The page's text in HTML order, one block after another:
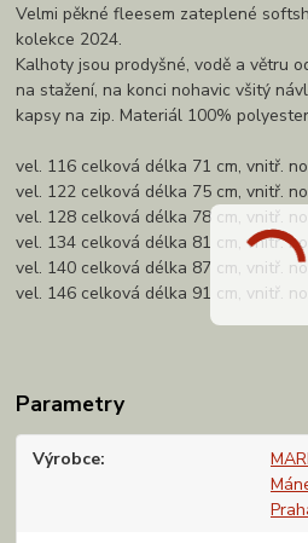
Velmi pěkné fleesem zateplené
kolekce 2024.
Kalhoty jsou prodyšné, vodě a větru
na stažení, na konci nohavic všitý
kapsy na zip. Materiál 100%
vel. 116 celková délka 71 cm, vnitř.
vel. 122 celková délka 75 cm, vnitř.
vel. 128 celková délka 78 cm, vnitř.
vel. 134 celková délka 81 cm, vnitř.
vel. 140 celková délka 87 cm, vnitř.
vel. 146 celková délka 91 cm, vnitř.
Parametry
Výrobce